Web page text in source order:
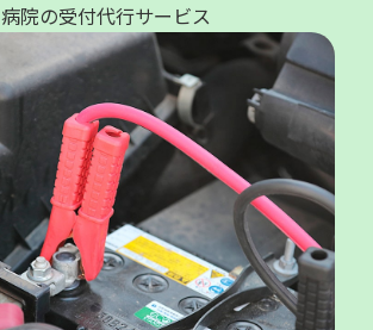
病院の受付代行サービス